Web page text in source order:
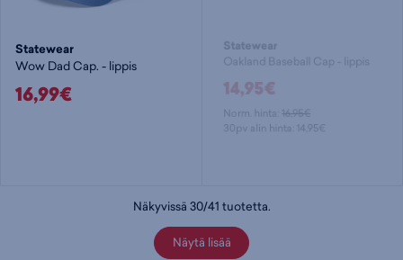
Statewear
Wow Dad Cap. - lippis
16,99€
Statewear
Oakland Baseball Cap - lippis
14,95€
Norm. hinta:
16,95€
30pv alin hinta: 14,95€
Näkyvissä 30/41 tuotetta.
Näytä lisää